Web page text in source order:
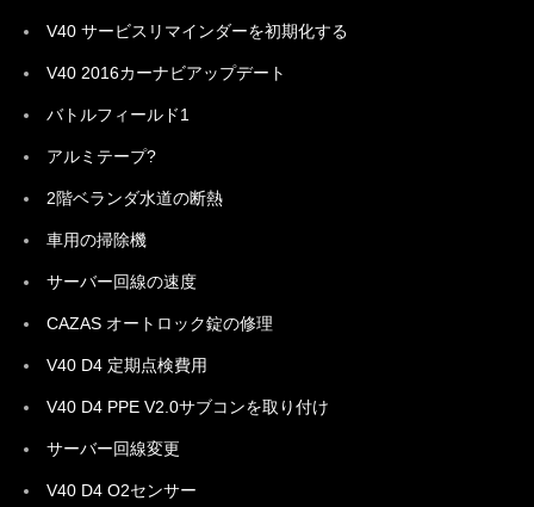
V40 サービスリマインダーを初期化する
V40 2016カーナビアップデート
バトルフィールド1
アルミテープ?
2階ベランダ水道の断熱
車用の掃除機
サーバー回線の速度
CAZAS オートロック錠の修理
V40 D4 定期点検費用
V40 D4 PPE V2.0サブコンを取り付け
サーバー回線変更
V40 D4 O2センサー